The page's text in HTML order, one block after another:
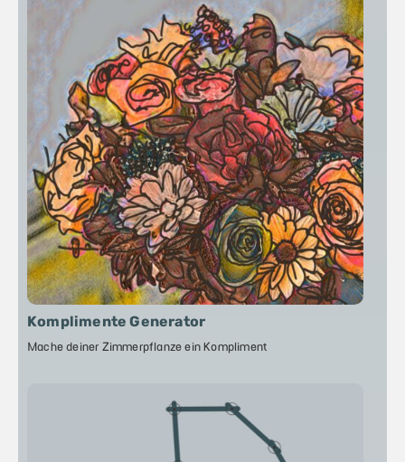
Komplimente Generator
Mache deiner Zimmerpflanze ein Kompliment